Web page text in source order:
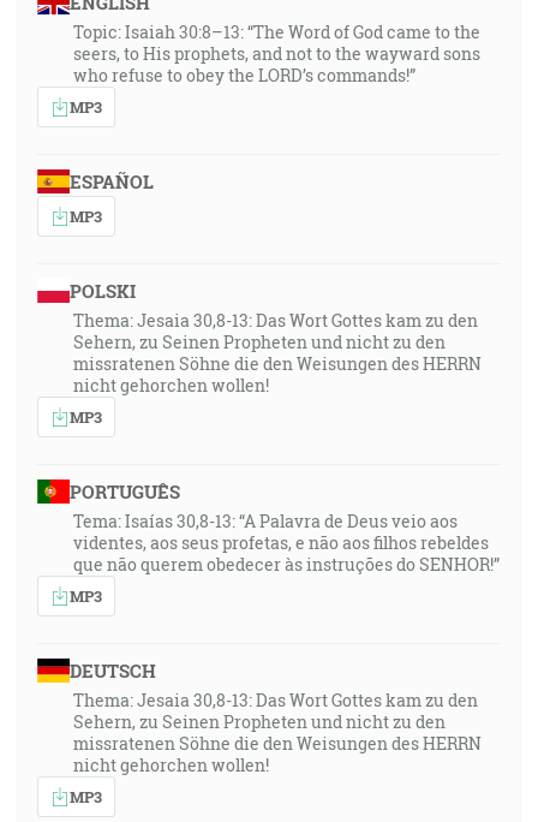
Topic: Isaiah 30:8–13: “The Word of God came to the
seers, to His prophets, and not to the wayward sons
who refuse to obey the LORD’s commands!”
MP3
ESPAÑOL
MP3
POLSKI
Thema: Jesaia 30,8-13: Das Wort Gottes kam zu den
Sehern, zu Seinen Propheten und nicht zu den
missratenen Söhne die den Weisungen des HERRN
nicht gehorchen wollen!
MP3
PORTUGUÊS
Tema: Isaías 30,8-13: “A Palavra de Deus veio aos
videntes, aos seus profetas, e não aos filhos rebeldes
que não querem obedecer às instruções do SENHOR!”
MP3
DEUTSCH
Thema: Jesaia 30,8-13: Das Wort Gottes kam zu den
Sehern, zu Seinen Propheten und nicht zu den
missratenen Söhne die den Weisungen des HERRN
nicht gehorchen wollen!
MP3